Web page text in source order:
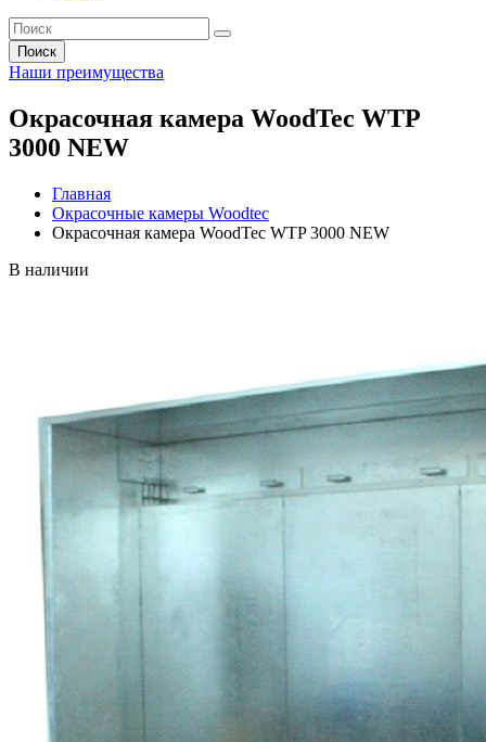
Поиск
Наши преимущества
Окрасочная камера WoodTec WTP
3000 NEW
Главная
Окрасочные камеры Woodtec
Окрасочная камера WoodTec WTP 3000 NEW
В наличии